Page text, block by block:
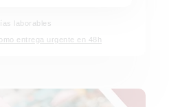
laborables
entrega urgente en 48h